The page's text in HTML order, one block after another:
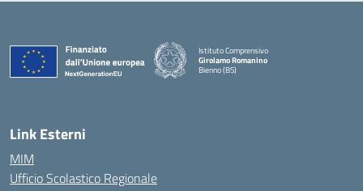
Istituto Comprensivo
Girolamo Romanino
Bienno (BS)
Link Esterni
MIM
Ufficio Scolastico Regionale